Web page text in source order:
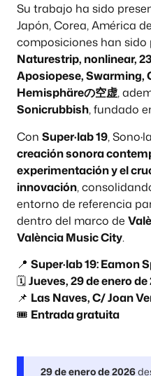
Su trabajo ha sido
Japón, Corea, América
composiciones han
Naturestrip, nonlinear,
Aposiopese, Swarming,
Hemisphäreの空虚,
Sonicrubbish, fundado
Con Super·lab 19,
creación sonora
experimentación y el
innovación,
entorno de referencia
dentro del marco de
València Music City.
📍 Super·lab 19: Eamon
🗓️Jueves, 29 de enero de
📌 Las Naves, C/ Joan
🎟️ Entrada gratuita
29 de enero de 2026